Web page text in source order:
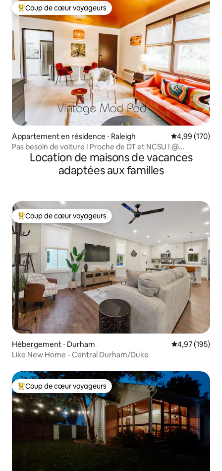
Coups de cœur voyageurs les plus appréciés
Coup de cœur voyageurs
Appartement en résidence ⋅ Raleigh Évaluation
4,99 (170)
Pas besoin de voiture ! Proche de DT et NCSU ! @
VintageModPad
Location de maisons de vacances
adaptées aux familles
Coups de cœur voyageurs les plus appréciés
Coup de cœur voyageurs
Hébergement ⋅ Durham Évaluation
4,97 (195)
Like New Home - Central Durham/Duke
Coups de cœur voyageurs les plus appréciés
Coup de cœur voyageurs